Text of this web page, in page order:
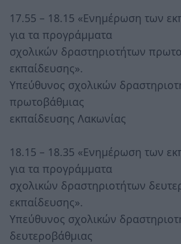
17.55 – 18.15 «Ενημέρωση των
για τα προγράμματα
σχολικών δραστηριοτήτων
εκπαίδευσης».
Υπεύθυνος σχολικών
πρωτοβάθμιας
εκπαίδευσης Λακωνίας
18.15 – 18.35 «Ενημέρωση των
για τα προγράμματα
σχολικών δραστηριοτήτων
εκπαίδευσης».
Υπεύθυνος σχολικών
δευτεροβάθμιας